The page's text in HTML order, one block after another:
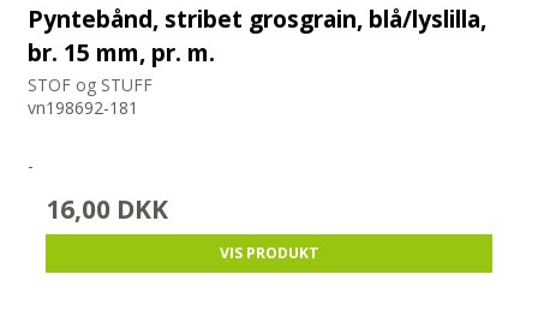
Pyntebånd, stribet grosgrain, blå/lyslilla,
br. 15 mm, pr. m.
STOF og STUFF
vn198692-181
-
16,00 DKK
VIS PRODUKT